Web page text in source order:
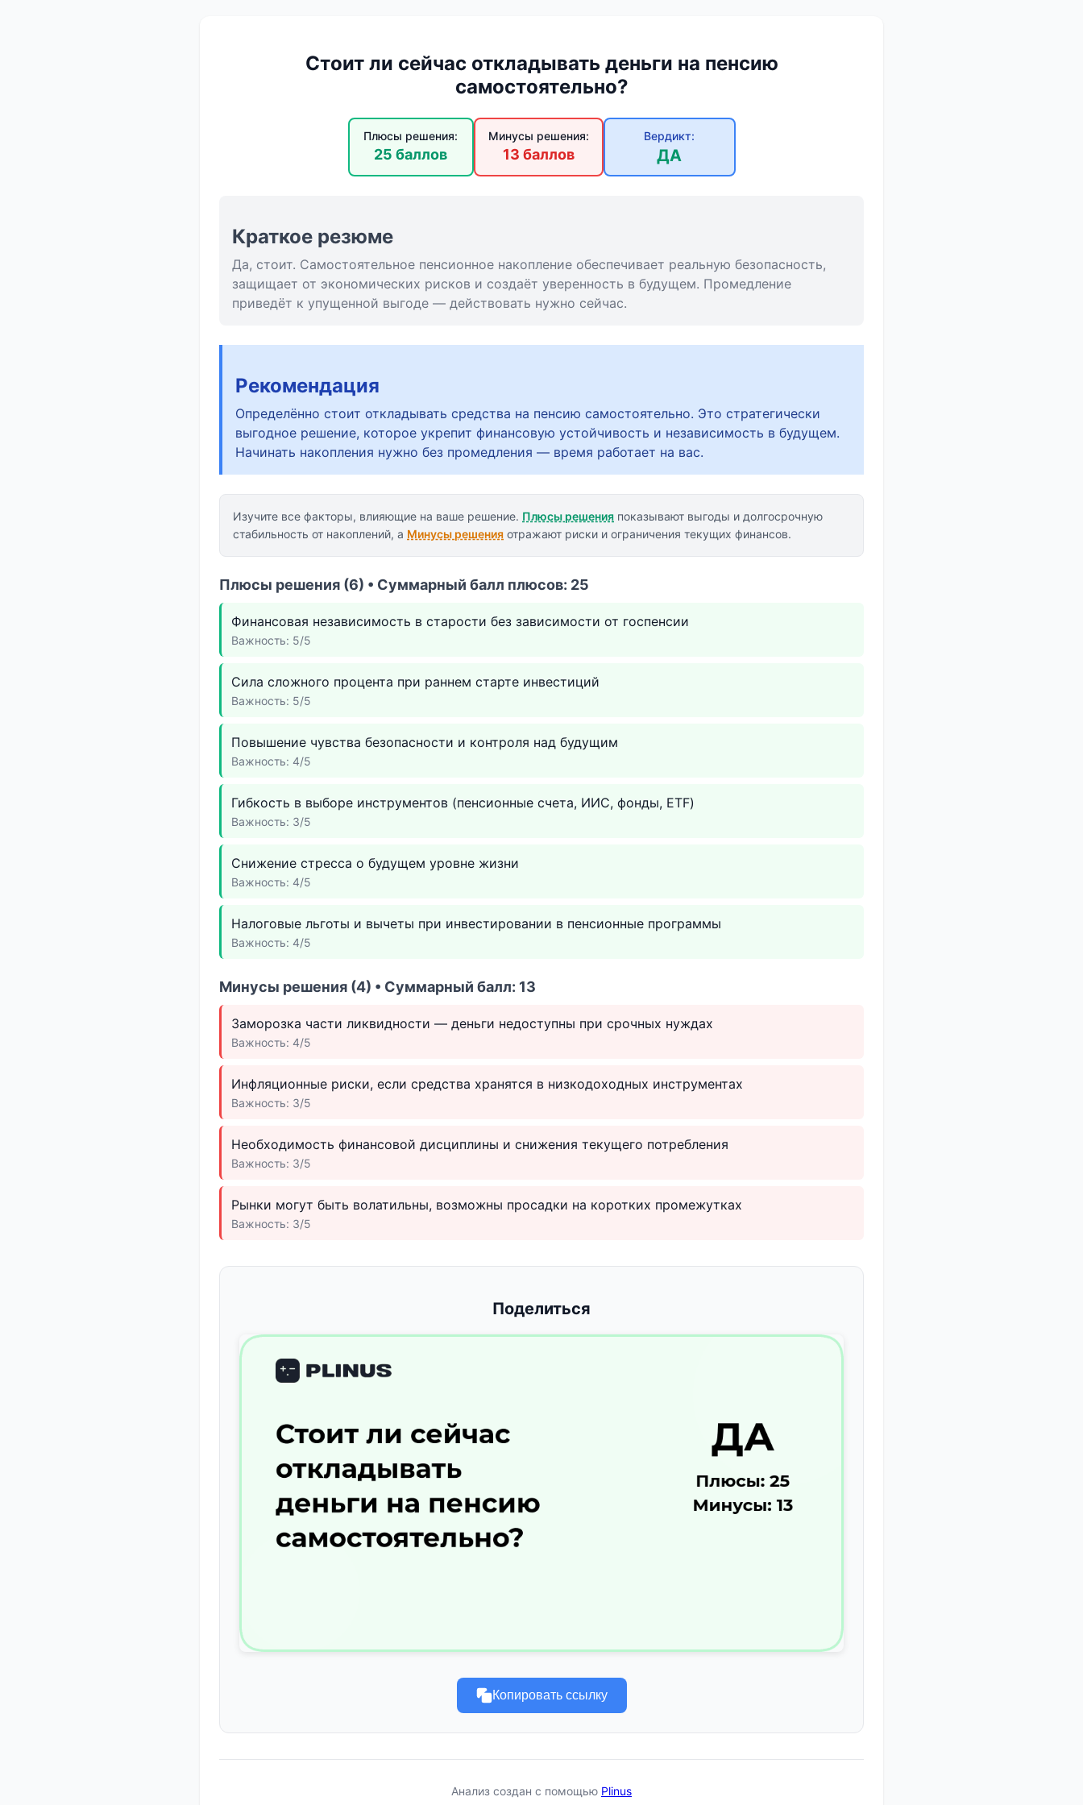
Стоит ли сейчас откладывать деньги на пенсию
самостоятельно?
Плюсы решения:
25 баллов
Минусы решения:
13 баллов
Вердикт:
ДА
Краткое резюме
Да, стоит. Самостоятельное пенсионное накопление обеспечивает реальную безопасность,
защищает от экономических рисков и создаёт уверенность в будущем. Промедление
приведёт к упущенной выгоде — действовать нужно сейчас.
Рекомендация
Определённо стоит откладывать средства на пенсию самостоятельно. Это стратегически
выгодное решение, которое укрепит финансовую устойчивость и независимость в будущем.
Начинать накопления нужно без промедления — время работает на вас.
Изучите все факторы, влияющие на ваше решение. Плюсы решения показывают выгоды и долгосрочную
стабильность от накоплений, а Минусы решения отражают риски и ограничения текущих финансов.
Плюсы решения (6) • Суммарный балл плюсов: 25
Финансовая независимость в старости без зависимости от госпенсии
Важность: 5/5
Сила сложного процента при раннем старте инвестиций
Важность: 5/5
Повышение чувства безопасности и контроля над будущим
Важность: 4/5
Гибкость в выборе инструментов (пенсионные счета, ИИС, фонды, ETF)
Важность: 3/5
Снижение стресса о будущем уровне жизни
Важность: 4/5
Налоговые льготы и вычеты при инвестировании в пенсионные программы
Важность: 4/5
Минусы решения (4) • Суммарный балл: 13
Заморозка части ликвидности — деньги недоступны при срочных нуждах
Важность: 4/5
Инфляционные риски, если средства хранятся в низкодоходных инструментах
Важность: 3/5
Необходимость финансовой дисциплины и снижения текущего потребления
Важность: 3/5
Рынки могут быть волатильны, возможны просадки на коротких промежутках
Важность: 3/5
Поделиться
Копировать ссылку
Анализ создан с помощью Plinus